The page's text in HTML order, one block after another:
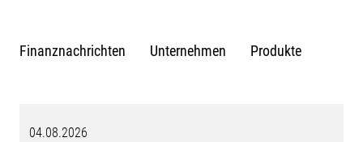
Finanznachrichten Unternehmen Produkte
04.08.2026